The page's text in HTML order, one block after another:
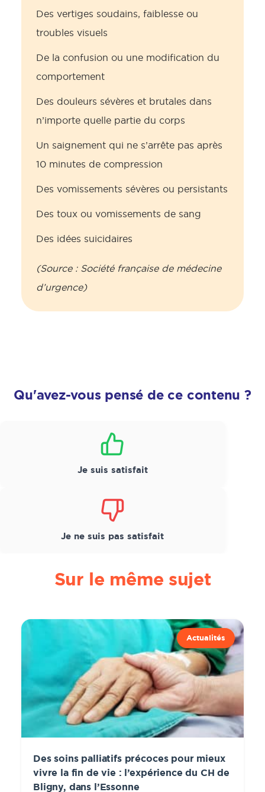
Des vertiges soudains, faiblesse ou
troubles visuels
De la confusion ou une modification du
comportement
Des douleurs sévères et brutales dans
n’importe quelle partie du corps
Un saignement qui ne s’arrête pas après
10 minutes de compression
Des vomissements sévères ou persistants
Des toux ou vomissements de sang
Des idées suicidaires
(Source : Société française de médecine
d’urgence)
Qu'avez-vous pensé de ce contenu ?
Je suis satisfait
Je ne suis pas satisfait
Sur le même sujet
Actualités
Des soins palliatifs précoces pour mieux
vivre la fin de vie : l’expérience du CH de
Bligny, dans l’Essonne